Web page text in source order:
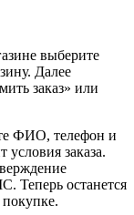
выберите
Далее
заказ» или
ФИО, телефон и
заказа.
Теперь останется
покупке.